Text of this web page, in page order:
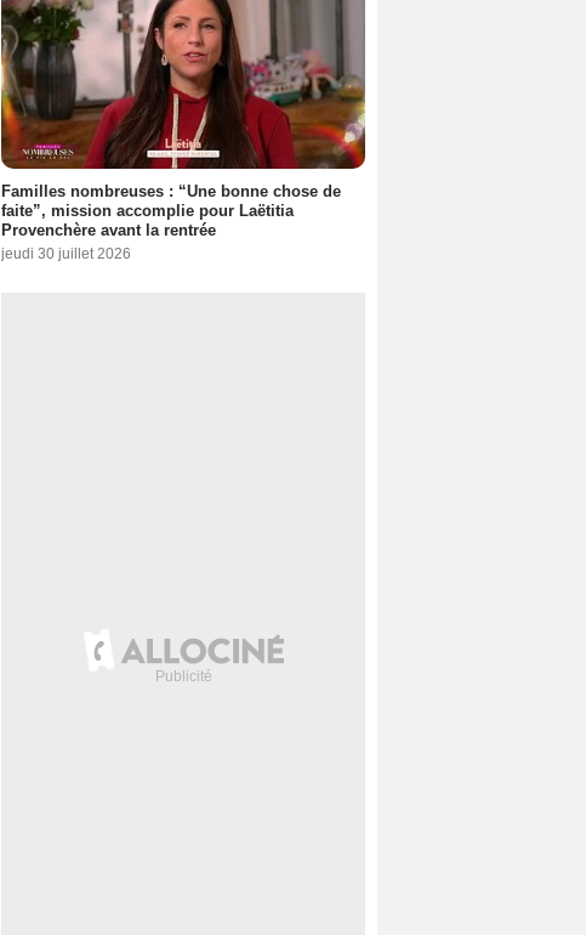
Familles nombreuses : “Une bonne chose de
faite”, mission accomplie pour Laëtitia
Provenchère avant la rentrée
jeudi 30 juillet 2026